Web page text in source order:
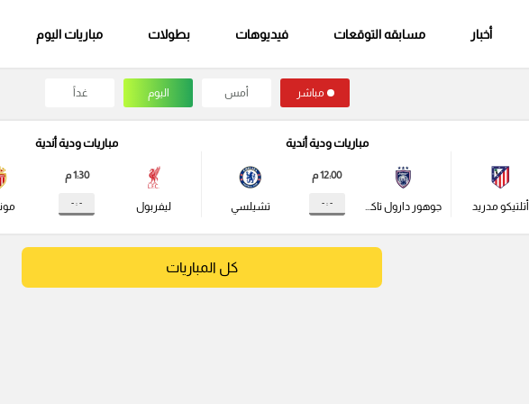
أخبار مسابقه التوقعات فيديوهات بطولات مباريات اليوم
مباشر أمس اليوم غداً
أتلتيكو مدريد
مباريات ودية أندية
جوهور دارول تاكزيم
12:00 م
- : - تشيلسي
مباريات ودية أندية
ليفربول
1:30 م
- : -
كل المباريات